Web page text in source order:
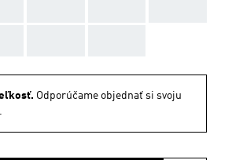
Odporúčame objednať si svoju